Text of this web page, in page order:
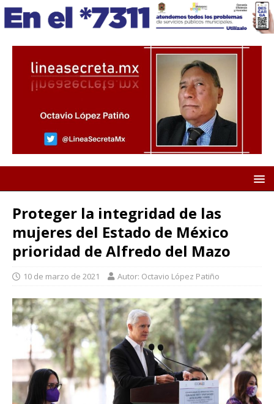
Proteger la integridad de las
mujeres del Estado de México
prioridad de Alfredo del Mazo
10 de marzo de 2021 Autor: Octavio López Patiño